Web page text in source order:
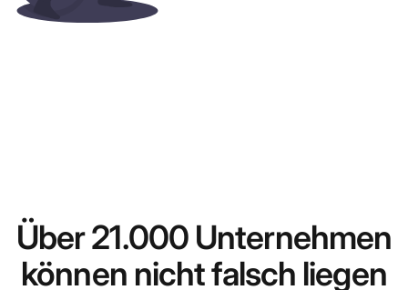
Über 21.000 Unternehmen
können nicht falsch liegen